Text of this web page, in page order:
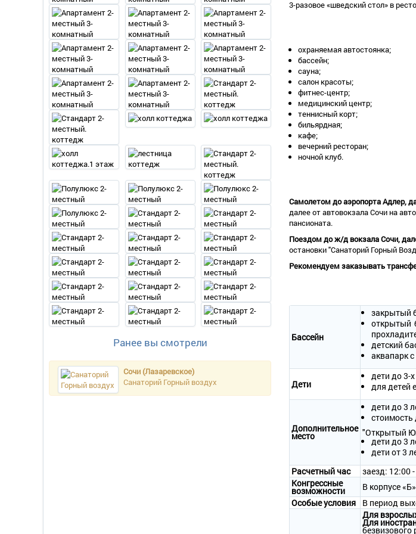
Ранее вы смотрели
Сочи (Лазаревское)
Санаторий Горный воздух
Санузел: умывальник, зеркало,
- смена белья – 1 раз в 3 дня;
- смена полотенец – 1 раз в 3 дня.
2-местный 1-комнатный
Количество основных мест – 2.
Дополнительное место – 1
Площадь – 18-22 кв.м.
Балкон – нет балкона, вид на
В номере: одна двуспальная
зеркало, стулья, стаканы и
Оборудование: телевизор,
Санузел: умывальник, зеркало,
- уборка номера – ежедневно;
- смена белья – 1 раз в 3 дня;
2-местный 1-комнатный «ПК» с
Количество основных мест – 2.
Дополнительное место – 2
В номере: одна двуспальная
зеркало, стулья, небольшой
Оборудование: телевизор,
Санузел: умывальник, зеркало,
- смена белья – 1 раз в 3 дня;
- смена полотенец – 1 раз в 3 дня.
2-местный 2-комнатный «Люкс» с
Количество основных мест – 2.
Дополнительное место – 2
Площадь – 48-50 кв.м.
В номере: одна двуспальная
в гостиной (раскладной диван),
Оборудование: телевизор,
Санузел: умывальник, зеркало,
- уборка номера – ежедневно;
3-разовое «шведский стол» в
охраняемая автостоянка;
бассейн;
сауна;
салон красоты;
фитнес-центр;
медицинский центр;
теннисный корт;
бильярдная;
кафе;
вечерний ресторан;
ночной клуб.
Самолетом до аэропорта Адлер,
далее от автовокзала Сочи на
пансионата.
Поездом до ж/д вокзала Сочи,
остановки "Санаторий Горный
Рекомендуем заказывать
Бассейн
закрытый
открытый
детский
аквапарк
Дети
дети до 3-
для детей
Дополнительное
место
дети до 3
стоимость
"Открытый
дети до 3
дети от 3
Расчетный час
заезд: 12:00
Конгрессные
возможности
В корпусе
Особые условия
В период
Для
Для